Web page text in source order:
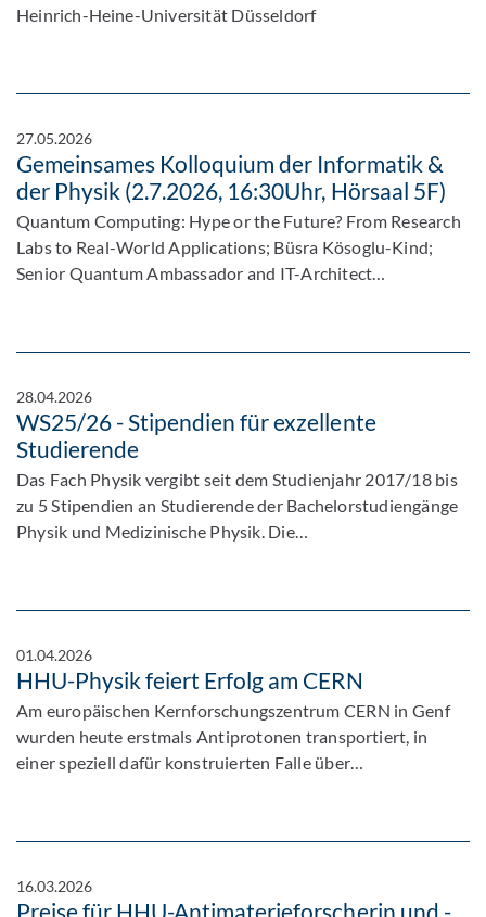
Heinrich-Heine-Universität Düsseldorf
27.05.2026
Gemeinsames Kolloquium der Informatik &
der Physik (2.7.2026, 16:30Uhr, Hörsaal 5F)
Quantum Computing: Hype or the Future? From Research
Labs to Real-World Applications; Büsra Kösoglu-Kind;
Senior Quantum Ambassador and IT-Architect…
28.04.2026
WS25/26 - Stipendien für exzellente
Studierende
Das Fach Physik vergibt seit dem Studienjahr 2017/18 bis
zu 5 Stipendien an Studierende der Bachelorstudiengänge
Physik und Medizinische Physik. Die…
01.04.2026
HHU-Physik feiert Erfolg am CERN
Am europäischen Kernforschungszentrum CERN in Genf
wurden heute erstmals Antiprotonen transportiert, in
einer speziell dafür konstruierten Falle über…
16.03.2026
Preise für HHU-Antimaterieforscherin und -